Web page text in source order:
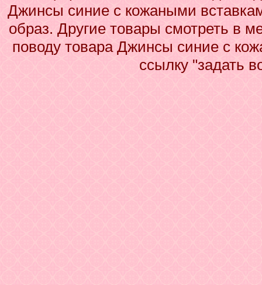
Джинсы синие с кожаными
образ. Другие товары смотреть в
поводу товара Джинсы синие с
ссылку "задать